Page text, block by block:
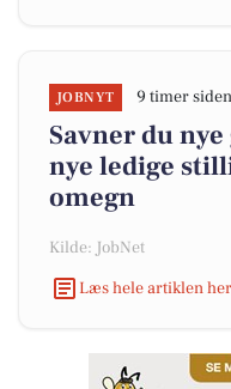
JOBNYT 9 timer siden
Savner du
nye ledige
omegn
Kilde: JobNet
Læs hele artiklen her